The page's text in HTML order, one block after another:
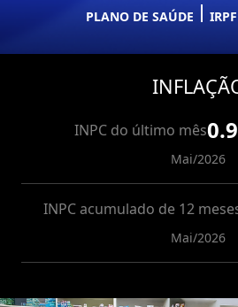
PLANO DE SAÚDE
IRPF
INPC do último mês
Mai/2026
INPC acumulado de 12
Mai/2026